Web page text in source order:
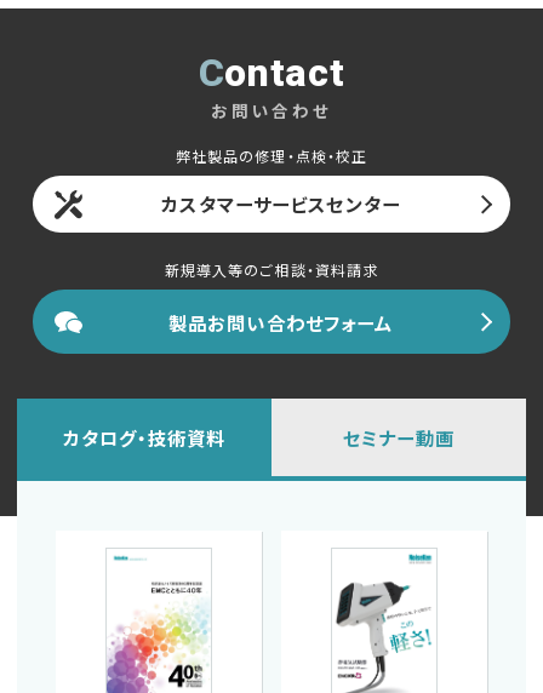
Contact
お問い合わせ
弊社製品の修理・点検・校正
カスタマーサービスセンター
新規導入等のご相談・資料請求
製品お問い合わせフォーム
カタログ・技術資料 セミナー動画